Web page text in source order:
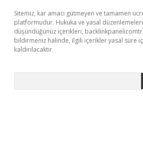
Sitemiz, kar amacı gütmeyen ve tamamen
platformudur. Hukuka ve yasal
düşündüğünüz içerikleri,
bildirmeniz halinde, ilgili içerikler yasal süre
kaldırılacaktır.